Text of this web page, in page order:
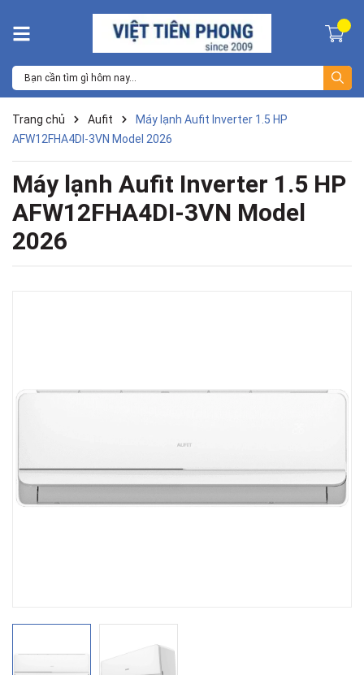
Trang chủ Aufit
Máy lạnh Aufit Inverter 1.5 HP
AFW12FHA4DI-3VN Model 2026
Máy lạnh Aufit Inverter 1.5 HP
AFW12FHA4DI-3VN Model
2026